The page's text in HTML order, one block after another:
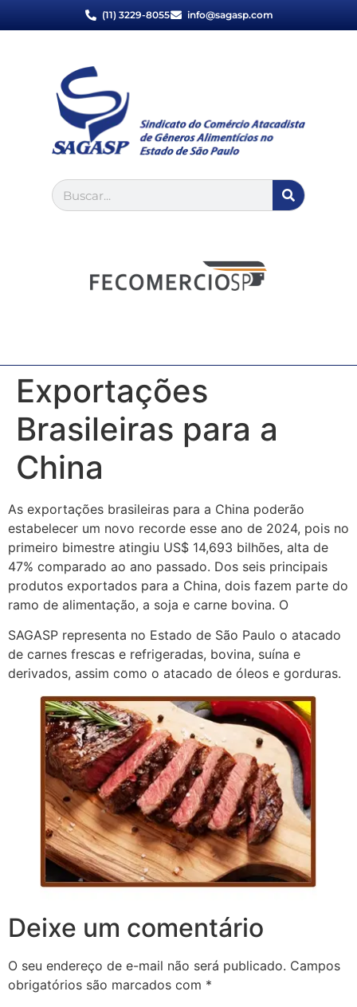
(11) 3229-8055 info@sagasp.com
Exportações
Brasileiras para a
China
As exportações brasileiras para a China poderão
estabelecer um novo recorde esse ano de 2024, pois no
primeiro bimestre atingiu US$ 14,693 bilhões, alta de
47% comparado ao ano passado. Dos seis principais
produtos exportados para a China, dois fazem parte do
ramo de alimentação, a soja e carne bovina. O
SAGASP representa no Estado de São Paulo o atacado
de carnes frescas e refrigeradas, bovina, suína e
derivados, assim como o atacado de óleos e gorduras.
Deixe um comentário
O seu endereço de e-mail não será publicado. Campos
obrigatórios são marcados com *